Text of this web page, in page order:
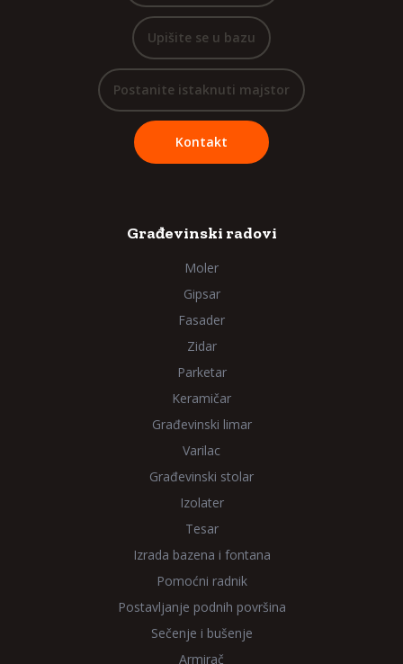
Upišite se u bazu
Postanite istaknuti majstor
Kontakt
Građevinski radovi
Moler
Gipsar
Fasader
Zidar
Parketar
Keramičar
Građevinski limar
Varilac
Građevinski stolar
Izolater
Tesar
Izrada bazena i fontana
Pomoćni radnik
Postavljanje podnih površina
Sečenje i bušenje
Armirač